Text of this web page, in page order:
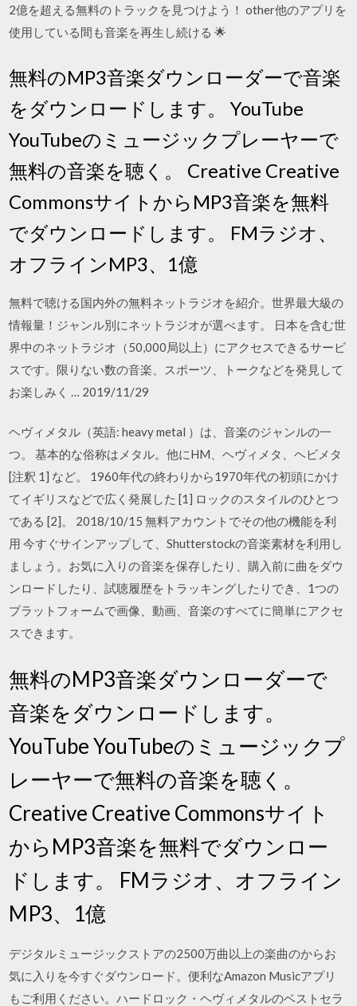
2億を超える無料のトラックを見つけよう！ other他のアプリを
使用している間も音楽を再生し続ける 🌟
無料のMP3音楽ダウンローダーで音楽
をダウンロードします。 YouTube
YouTubeのミュージックプレーヤーで
無料の音楽を聴く。 Creative Creative
CommonsサイトからMP3音楽を無料
でダウンロードします。 FMラジオ、
オフラインMP3、1億
無料で聴ける国内外の無料ネットラジオを紹介。世界最大級の
情報量！ジャンル別にネットラジオが選べます。 日本を含む世
界中のネットラジオ（50,000局以上）にアクセスできるサービ
スです。限りない数の音楽、スポーツ、トークなどを発見して
お楽しみく … 2019/11/29
ヘヴィメタル（英語: heavy metal ）は、音楽のジャンルの一
つ。 基本的な俗称はメタル。他にHM、ヘヴィメタ、ヘビメタ
[注釈 1] など。 1960年代の終わりから1970年代の初頭にかけ
てイギリスなどで広く発展した [1] ロックのスタイルのひとつ
である [2]。 2018/10/15 無料アカウントでその他の機能を利
用 今すぐサインアップして、Shutterstockの音楽素材を利用し
ましょう。お気に入りの音楽を保存したり、購入前に曲をダウ
ンロードしたり、試聴履歴をトラッキングしたりでき、1つの
プラットフォームで画像、動画、音楽のすべてに簡単にアクセ
スできます。
無料のMP3音楽ダウンローダーで
音楽をダウンロードします。
YouTube YouTubeのミュージックプ
レーヤーで無料の音楽を聴く。
Creative Creative Commonsサイト
からMP3音楽を無料でダウンロー
ドします。 FMラジオ、オフライン
MP3、1億
デジタルミュージックストアの2500万曲以上の楽曲のからお
気に入りを今すぐダウンロード。便利なAmazon Musicアプリ
もご利用ください。ハードロック・ヘヴィメタルのベストセラ